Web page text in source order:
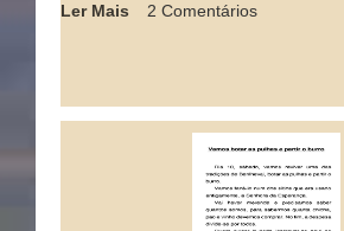
Ler Mais
2 Comentários